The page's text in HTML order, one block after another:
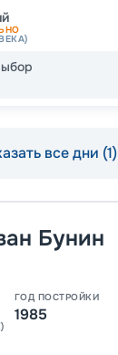
все дни (1)
Бунин
ГОД ПОСТРОЙКИ
1985